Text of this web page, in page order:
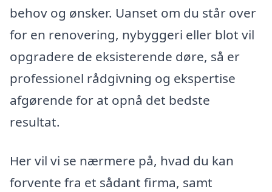
behov og ønsker. Uanset om du står over
for en renovering, nybyggeri eller blot vil
opgradere de eksisterende døre, så er
professionel rådgivning og ekspertise
afgørende for at opnå det bedste
resultat.
Her vil vi se nærmere på, hvad du kan
forvente fra et sådant firma, samt